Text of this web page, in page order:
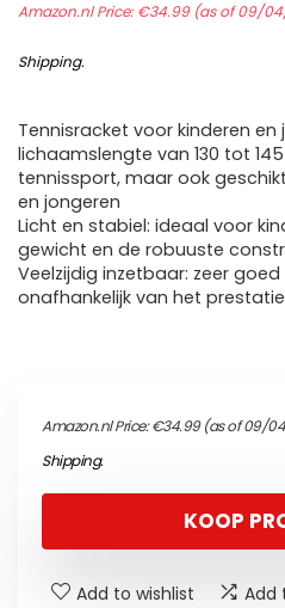
Amazon.nl Price:€34.99(as of 09/04/
Shipping.
Tennisracket voor kinderen
lichaamslengte van 130 tot
tennissport, maar ook
en jongeren
Licht en stabiel: ideaal voor
gewicht en de robuuste
Veelzijdig inzetbaar: zeer
onafhankelijk van het
Amazon.nl Price:€34.99(as of 09/04/
Shipping.
KOOP
Add to wishlist Add